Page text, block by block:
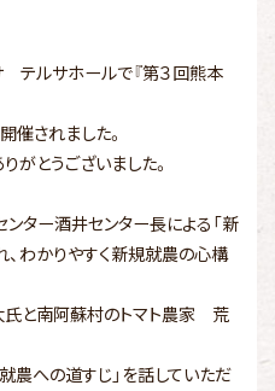
テルサホールで『第３回熊本
催されました。
がとうございました。
ター酒井センター長による「新
わかりやすく新規就農の心構
と南阿蘇村のトマト農家 荒
農への道すじ」を話していただ